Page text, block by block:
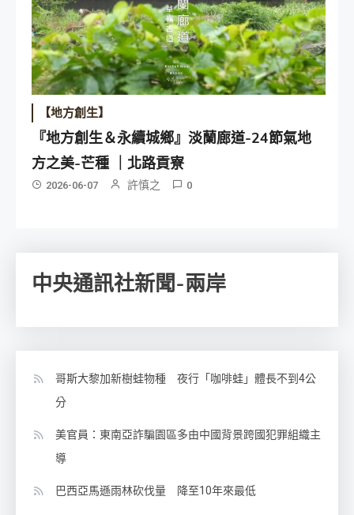
【地方創生】
『地方創生＆永續城鄉』淡蘭廊道-24節氣地
方之美-芒種 ｜北路貢寮
2026-06-07 許慎之 0
中央通訊社新聞-兩岸
哥斯大黎加新樹蛙物種 夜行「咖啡蛙」體長不到4公
分
美官員：東南亞詐騙園區多由中國背景跨國犯罪組織主
導
巴西亞馬遜雨林砍伐量 降至10年來最低